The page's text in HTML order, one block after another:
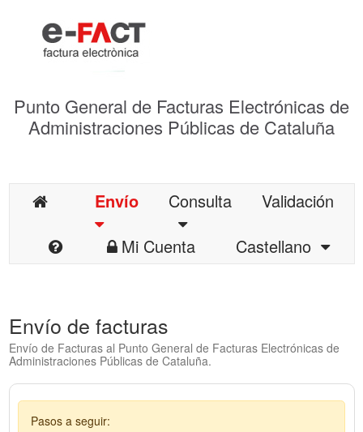
Punto General de Facturas Electrónicas de
Administraciones Públicas de Cataluña
Envío Consulta
Validación
Mi Cuenta
Castellano
Envío de facturas
Envío de Facturas al Punto General de Facturas Electrónicas de
Administraciones Públicas de Cataluña.
Pasos a seguir: